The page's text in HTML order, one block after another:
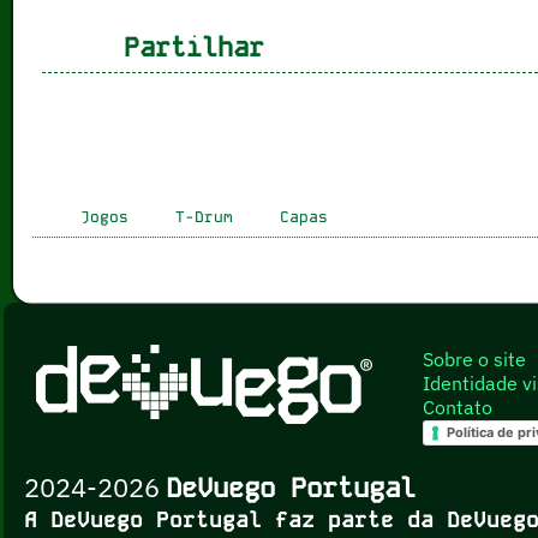
Partilhar
Jogos T-Drum Capas
Sobre o site
Identidade
Contato
Política de
2024-2026 DeVuego Portugal
A DeVuego Portugal faz parte da